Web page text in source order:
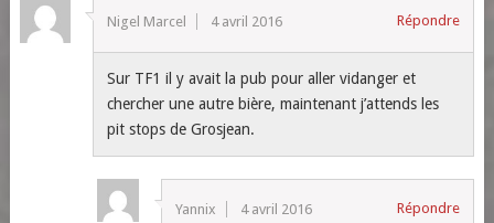
Nigel Marcel 4 avril 2016 Répondre
Sur TF1 il y avait la pub pour aller vidanger et
chercher une autre bière, maintenant j’attends les
pit stops de Grosjean.
Yannix 4 avril 2016 Répondre